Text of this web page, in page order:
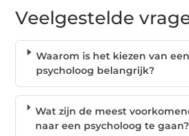
Veelgestelde
Waarom is het kiezen van
psycholoog belangrijk?
Wat zijn de meest
naar een psycholoog te gaan?